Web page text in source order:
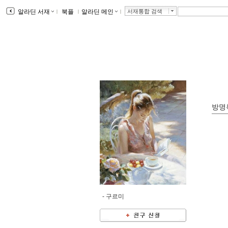
알라딘 서재 ｌ 북플 ｌ 알라딘 메인 ｌ 서재통합 검색
방명
- 구르미